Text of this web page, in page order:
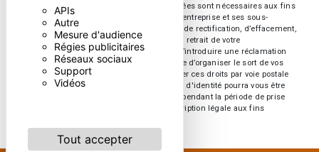
APIs
Autre
Mesure d'audience
Régies publicitaires
Réseaux sociaux
Support
Vidéos
Tout accepter
** Les données personnelles communiquées sont nécessaires aux fins
de vous contacter. Elles sont destinées à l'entreprise et ses sous-
traitants. Vous disposez de droits d’accès, de rectification, d’effacement,
de portabilité, de limitation, d’opposition, de retrait de votre
consentement à tout moment et du droit d’introduire une réclamation
auprès d’une autorité de contrôle, ainsi que d’organiser le sort de vos
données post-mortem. Vous pouvez exercer ces droits par voie postale
ou par courrier électronique. Un justificatif d'identité pourra vous être
demandé. Nous conservons vos données pendant la période de prise
de contact puis pendant la durée de prescription légale aux fins